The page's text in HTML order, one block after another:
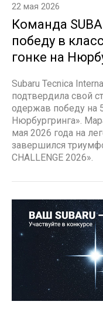
22 мая 2026
Команда
победу в
гонке на
Subaru Tecnica
подтвердила свой
одержав победу на
Нюрбургринга».
мая 2026 года на
завершился
CHALLENGE 2026».